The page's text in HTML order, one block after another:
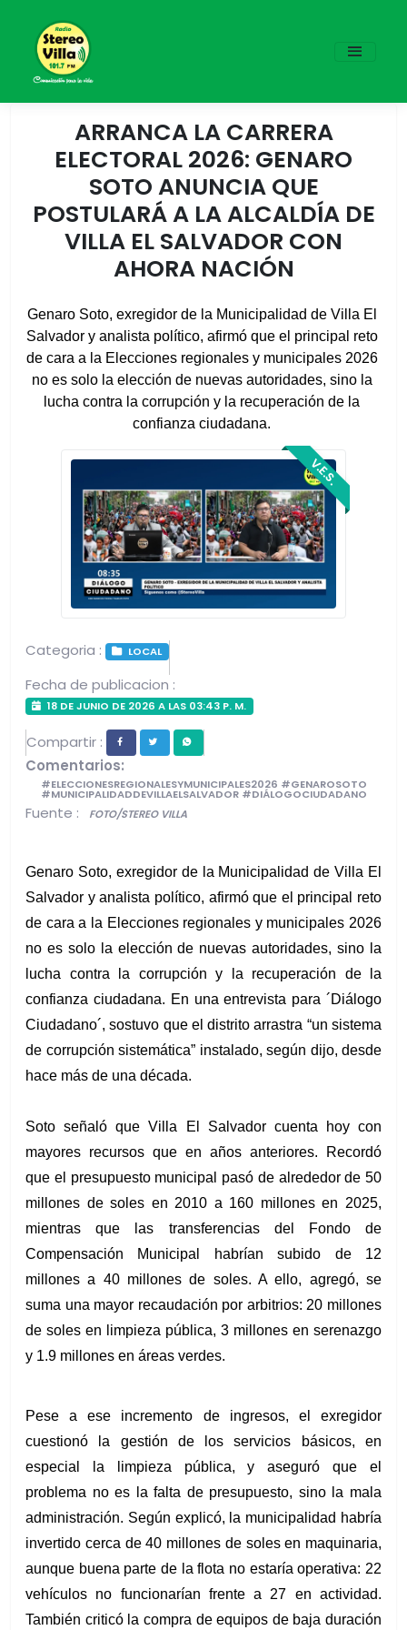
ARRANCA LA CARRERA
ELECTORAL 2026: GENARO
SOTO ANUNCIA QUE
POSTULARÁ A LA ALCALDÍA DE
VILLA EL SALVADOR CON
AHORA NACIÓN
Genaro Soto, exregidor de la Municipalidad de Villa El
Salvador y analista político, afirmó que el principal reto
de cara a la Elecciones regionales y municipales 2026
no es solo la elección de nuevas autoridades, sino la
lucha contra la corrupción y la recuperación de la
confianza ciudadana.
V.E.S.
Categoria : LOCAL
Fecha de publicacion :
18 DE JUNIO DE 2026 A LAS 03:43 P. M.
Compartir :
Comentarios:
#ELECCIONESREGIONALESYMUNICIPALES2026 #GENAROSOTO
#MUNICIPALIDADDEVILLAELSALVADOR #DIÁLOGOCIUDADANO
Fuente : FOTO/STEREO VILLA
Genaro Soto, exregidor de la Municipalidad de Villa El
Salvador y analista político, afirmó que el principal reto
de cara a la Elecciones regionales y municipales 2026
no es solo la elección de nuevas autoridades, sino la
lucha contra la corrupción y la recuperación de la
confianza ciudadana. En una entrevista para ´Diálogo
Ciudadano´, sostuvo que el distrito arrastra “un sistema
de corrupción sistemática” instalado, según dijo, desde
hace más de una década.
Soto señaló que Villa El Salvador cuenta hoy con
mayores recursos que en años anteriores. Recordó
que el presupuesto municipal pasó de alrededor de 50
millones de soles en 2010 a 160 millones en 2025,
mientras que las transferencias del Fondo de
Compensación Municipal habrían subido de 12
millones a 40 millones de soles. A ello, agregó, se
suma una mayor recaudación por arbitrios: 20 millones
de soles en limpieza pública, 3 millones en serenazgo
y 1.9 millones en áreas verdes.
Pese a ese incremento de ingresos, el exregidor
cuestionó la gestión de los servicios básicos, en
especial la limpieza pública, y aseguró que el
problema no es la falta de presupuesto, sino la mala
administración. Según explicó, la municipalidad habría
invertido cerca de 40 millones de soles en maquinaria,
aunque buena parte de la flota no estaría operativa: 22
vehículos no funcionarían frente a 27 en actividad.
También criticó la compra de equipos de baja duración